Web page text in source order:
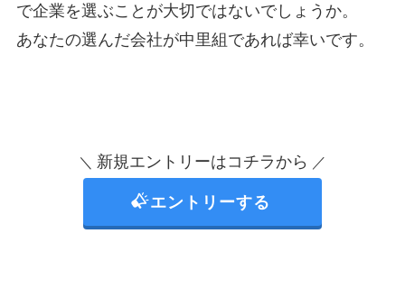
で企業を選ぶことが大切ではないでしょうか。
あなたの選んだ会社が中里組であれば幸いです。
＼ 新規エントリーはコチラから ／
エントリーする